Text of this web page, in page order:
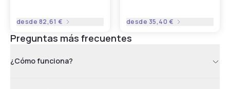
desde 82,61 € desde 35,40 €
Preguntas más frecuentes
¿Cómo funciona?